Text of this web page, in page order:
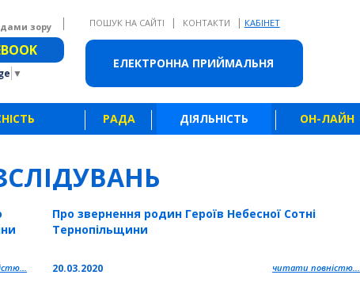
ЕЛЕКТРОННА ПРИЙМАЛЬНЯ
зору Звичайна версія сайту
▼
ПОШУК НА САЙТІ | КОНТАКТИ | КАБІНЕТ
РАДА ДІЯЛЬНІСТЬ ОН-ЛАЙН
Про звернення родин Героїв Небесної Сотні
Тернопільщини
20.03.2020 читати повністю...